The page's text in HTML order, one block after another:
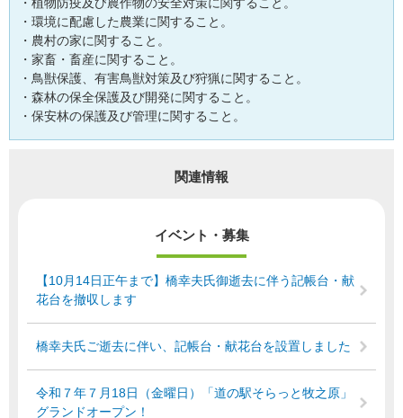
・環境に配慮した農業に関すること。
・農村の家に関すること。
・家畜・畜産に関すること。
・鳥獣保護、有害鳥獣対策及び狩猟に関すること。
・森林の保全保護及び開発に関すること。
・保安林の保護及び管理に関すること。
関連情報
イベント・募集
【10月14日正午まで】橋幸夫氏御逝去に伴う記帳台・献
花台を撤収します
橋幸夫氏ご逝去に伴い、記帳台・献花台を設置しました
令和７年７月18日（金曜日）「道の駅そらっと牧之原」
グランドオープン！